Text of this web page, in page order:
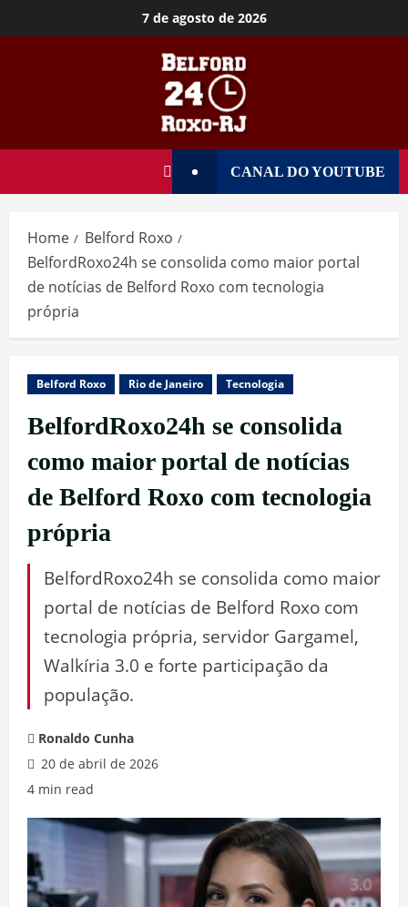
7 de agosto de 2026
CANAL DO YOUTUBE
Home
Belford Roxo
BelfordRoxo24h se consolida como maior portal
de notícias de Belford Roxo com tecnologia
própria
Belford Roxo Rio de Janeiro Tecnologia
BelfordRoxo24h se consolida
como maior portal de notícias
de Belford Roxo com tecnologia
própria
BelfordRoxo24h se consolida como maior
portal de notícias de Belford Roxo com
tecnologia própria, servidor Gargamel,
Walkíria 3.0 e forte participação da
população.
Ronaldo Cunha
20 de abril de 2026
4 min read